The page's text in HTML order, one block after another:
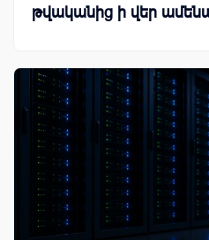
թվականից ի վեր